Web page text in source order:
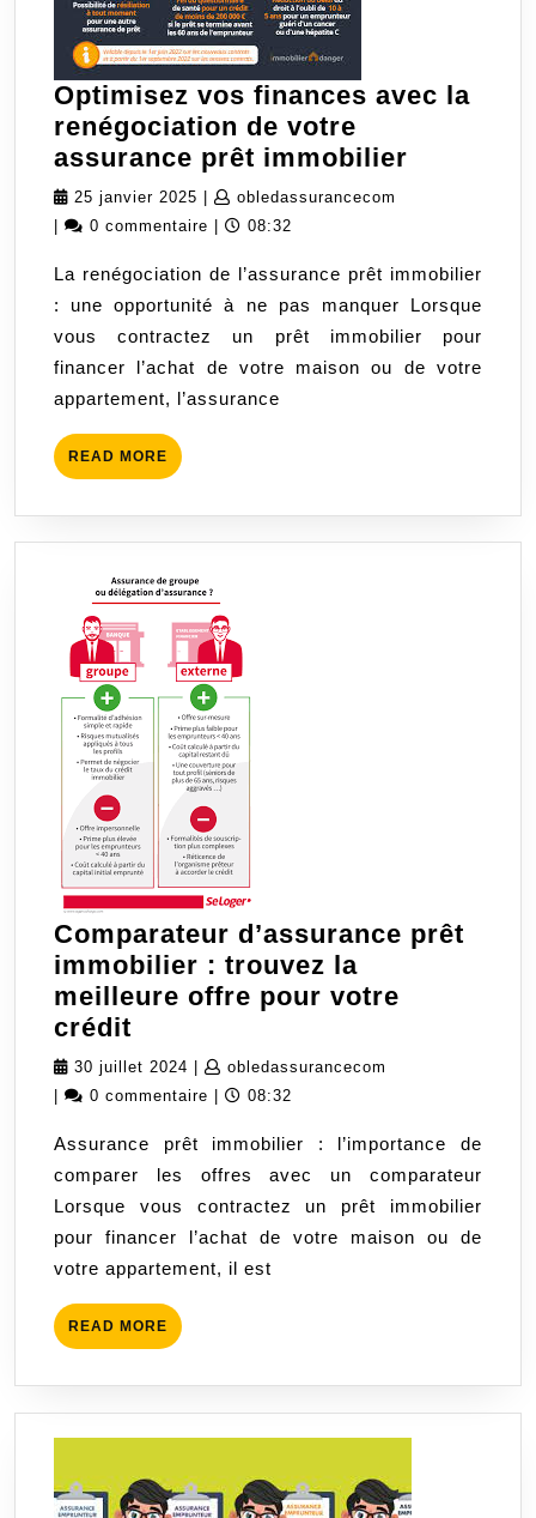
Optimisez vos finances avec la
renégociation de votre
assurance prêt immobilier
la
de
votre
25 janvier 2025 25
janvier
obledassurancecom
0 commentaire 08:32
La renégociation de l’assurance prêt immobilier
: une opportunité à ne pas manquer Lorsque
vous contractez un prêt immobilier pour
financer l’achat de votre maison ou de votre
appartement, l’assurance
READ MORE READ
MORE
Comparateur d’assurance prêt
immobilier : trouvez la
meilleure offre pour votre
crédit
d’assurance
prêt
:
trouvez
la
meilleure
offre
pour
votre
30 juillet 2024 30
juillet
obledassurancecom
0 commentaire 08:32
Assurance prêt immobilier : l’importance de
comparer les offres avec un comparateur
Lorsque vous contractez un prêt immobilier
pour financer l’achat de votre maison ou de
votre appartement, il est
READ MORE READ
MORE